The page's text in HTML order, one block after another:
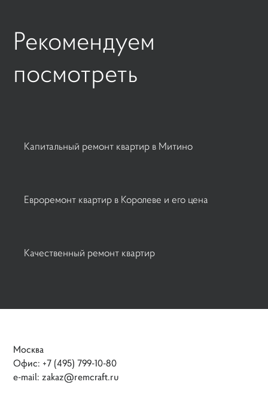
Рекомендуем
поcмотреть
Капитальный ремонт квартир в Митино
Евроремонт квартир в Королеве и его цена
Качественный ремонт квартир
Москва
Офис: +7 (495) 799-10-80
e-mail: zakaz@remcraft.ru